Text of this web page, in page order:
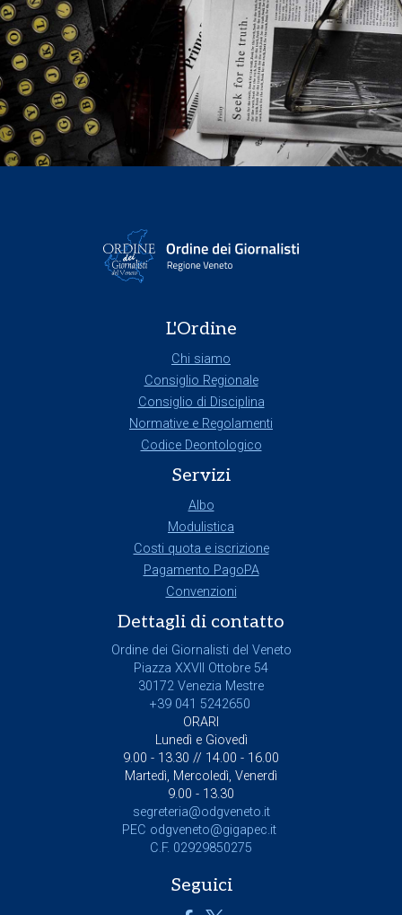
L'Ordine
Chi siamo
Consiglio Regionale
Consiglio di Disciplina
Normative e Regolamenti
Codice Deontologico
Servizi
Albo
Modulistica
Costi quota e iscrizione
Pagamento PagoPA
Convenzioni
Dettagli di contatto
Ordine dei Giornalisti del Veneto
Piazza XXVII Ottobre 54
30172 Venezia Mestre
+39 041 5242650
ORARI
Lunedì e Giovedì
9.00 - 13.30 // 14.00 - 16.00
Martedì, Mercoledì, Venerdì
9.00 - 13.30
segreteria@odgveneto.it
PEC odgveneto@gigapec.it
C.F. 02929850275
Seguici